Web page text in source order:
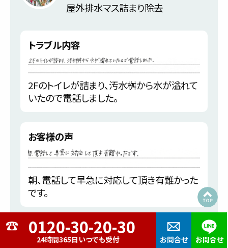
24時間365日いつでも受付 お問合せ お問合せ
屋外排水マス詰まり除去
トラブル内容
2Fのトイレが詰まり、汚水桝から水が溢れて
いたので電話しました。
お客様の声
朝、電話して早急に対応して頂き有難かった
です。
広島市佐伯区